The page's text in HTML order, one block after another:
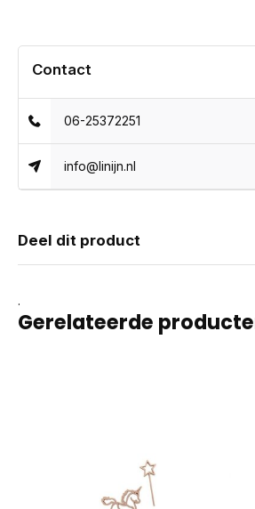
Contact
06-25372251
info@linijn.nl
Deel dit product
.
Gerelateerde